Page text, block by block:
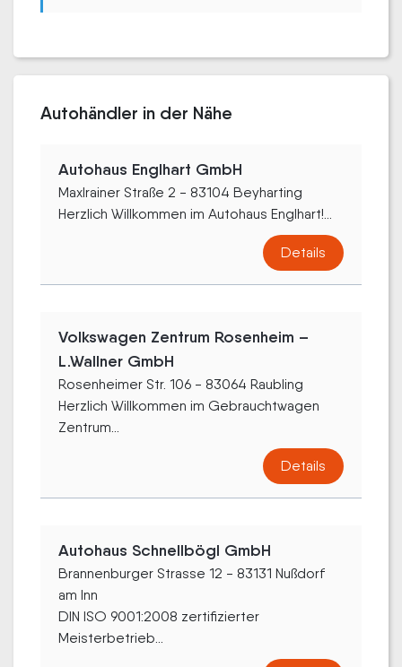
Autohändler in der Nähe
Autohaus Englhart GmbH
Maxlrainer Straße 2 - 83104 Beyharting
Herzlich Willkommen im Autohaus Englhart!...
Details
Volkswagen Zentrum Rosenheim –
L.Wallner GmbH
Rosenheimer Str. 106 - 83064 Raubling
Herzlich Willkommen im Gebrauchtwagen
Zentrum...
Details
Autohaus Schnellbögl GmbH
Brannenburger Strasse 12 - 83131 Nußdorf
am Inn
DIN ISO 9001:2008 zertifizierter
Meisterbetrieb...